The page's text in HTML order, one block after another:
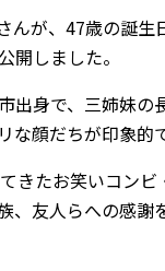
んが、47歳の誕生
開しました。
出身で、三姉妹
な顔だちが印象的
きたお笑いコン
、友人らへの感